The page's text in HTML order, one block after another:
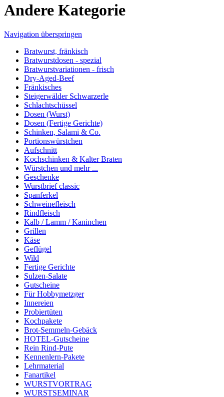
Andere Kategorie
Navigation überspringen
Bratwurst, fränkisch
Bratwurst­dosen - spezial
Bratwurst­variationen - frisch
Dry-Aged-Beef
Fränkisches
Steigerwälder Schwarzerle
Schlacht­schüssel
Dosen (Wurst)
Dosen (Fertige Gerichte)
Schinken, Salami & Co.
Portions­würstchen
Aufschnitt
Kochschinken & Kalter Braten
Würstchen und mehr ...
Geschenke
Wurstbrief classic
Spanferkel
Schweine­fleisch
Rindfleisch
Kalb / Lamm / Kaninchen
Grillen
Käse
Geflügel
Wild
Fertige Gerichte
Sulzen-Salate
Gutscheine
Für Hobbymetzger
Innereien
Probiertüten
Kochpakete
Brot-Semmeln-Gebäck
HOTEL-Gutscheine
Rein Rind-Pute
Kennenlern-Pakete
Lehrmaterial
Fanartikel
WURST­VORTRAG
WURST­SEMINAR